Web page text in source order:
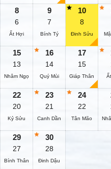
8
6
Ất Hợi
9
7
Bính Tý
10
8
Đinh Sửu
15
13
Nhâm Ngọ
16
14
Quý Mùi
17
15
Giáp Thân
22
20
Kỷ Sửu
23
21
Canh Dần
24
22
Tân Mão
29
27
Bính Thân
30
28
Đinh Dậu